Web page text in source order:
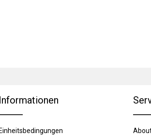
Informationen
Einheitsbedingungen